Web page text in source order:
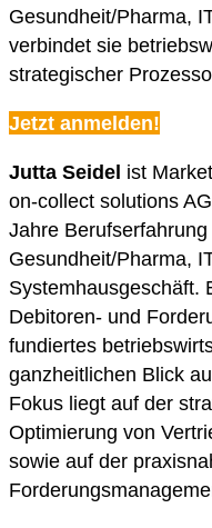
Gesundheit/Pharma,
verbindet sie
strategischer
Jetzt anmelden!
Jutta Seidel ist
on-collect solutions
Jahre
Gesundheit/Pharma,
Systemhausgeschäft.
Debitoren- und
fundiertes
ganzheitlichen Blick
Fokus liegt auf der
Optimierung von
sowie auf der